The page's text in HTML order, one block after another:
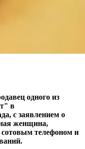
одного из
в
с заявлением о
женщина,
сотовым телефоном и